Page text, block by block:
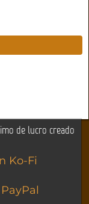
de lucro creado
Ko-Fi